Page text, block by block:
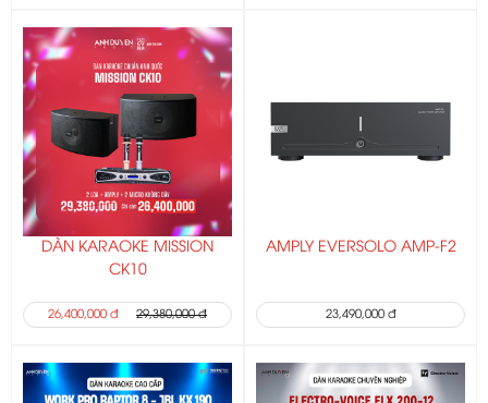
DÀN KARAOKE MISSION
CK10
26,400,000 đ 29,380,000 đ
AMPLY EVERSOLO AMP-F2
23,490,000 đ